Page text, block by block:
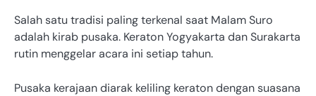
Salah satu tradisi paling terkenal saat Malam Suro
adalah kirab pusaka. Keraton Yogyakarta dan Surakarta
rutin menggelar acara ini setiap tahun.
Pusaka kerajaan diarak keliling keraton dengan suasana